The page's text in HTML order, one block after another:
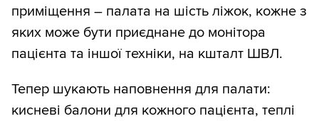
приміщення – палата на шість ліжок, кожне з
яких може бути приєднане до монітора
пацієнта та іншої техніки, на кшталт ШВЛ.
Тепер шукають наповнення для палати:
кисневі балони для кожного пацієнта, теплі